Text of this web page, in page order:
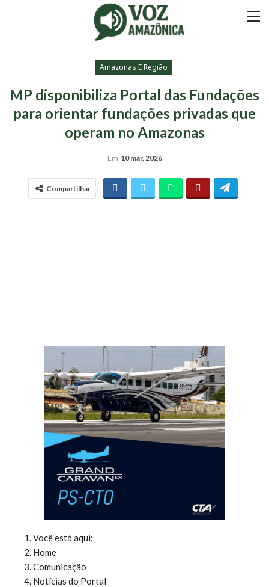
Amazonas E Região
MP disponibiliza Portal das Fundações
para orientar fundações privadas que
operam no Amazonas
Em 10 mar, 2026
Compartilhar
Você está aqui:
Home
Comunicação
Notícias do Portal